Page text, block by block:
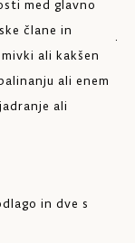
med glavno
člane in
ali kakšen
ali enem
ali
in dve s